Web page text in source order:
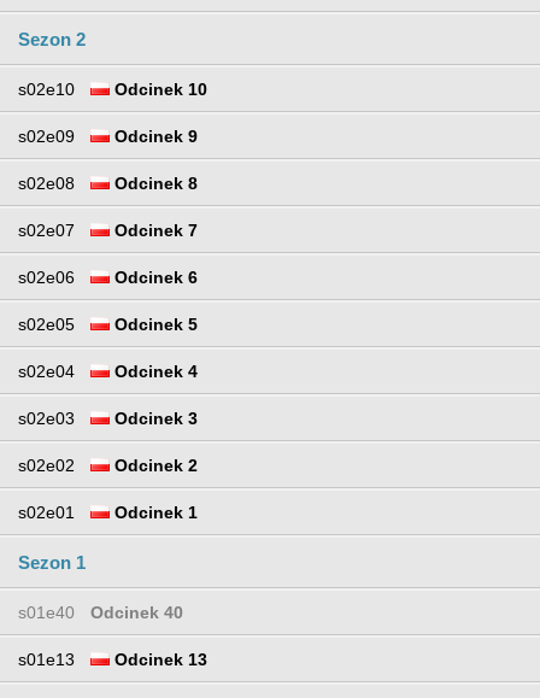
Sezon 2
s02e10 Odcinek 10
s02e09 Odcinek 9
s02e08 Odcinek 8
s02e07 Odcinek 7
s02e06 Odcinek 6
s02e05 Odcinek 5
s02e04 Odcinek 4
s02e03 Odcinek 3
s02e02 Odcinek 2
s02e01 Odcinek 1
Sezon 1
s01e40 Odcinek 40
s01e13 Odcinek 13